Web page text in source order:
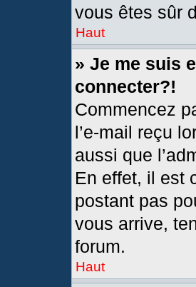
vous êtes sûr
Haut
» Je me suis
connecter?!
Commencez
l’e-mail reçu
aussi que
En effet, il est
postant pas
vous arrive,
forum.
Haut